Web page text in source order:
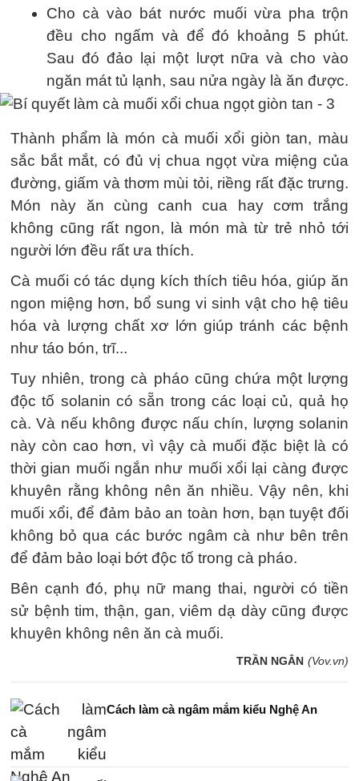
Cho cà vào bát nước muối vừa pha trộn
đều cho ngấm và để đó khoảng 5 phút.
Sau đó đảo lại một lượt nữa và cho vào
ngăn mát tủ lạnh, sau nửa ngày là ăn được.
Thành phẩm là món cà muối xổi giòn tan, màu
sắc bắt mắt, có đủ vị chua ngọt vừa miệng của
đường, giấm và thơm mùi tỏi, riềng rất đặc trưng.
Món này ăn cùng canh cua hay cơm trắng
không cũng rất ngon, là món mà từ trẻ nhỏ tới
người lớn đều rất ưa thích.
Cà muối có tác dụng kích thích tiêu hóa, giúp ăn
ngon miệng hơn, bổ sung vi sinh vật cho hệ tiêu
hóa và lượng chất xơ lớn giúp tránh các bệnh
như táo bón, trĩ...
Tuy nhiên, trong cà pháo cũng chứa một lượng
độc tố solanin có sẵn trong các loại củ, quả họ
cà. Và nếu không được nấu chín, lượng solanin
này còn cao hơn, vì vậy cà muối đặc biệt là có
thời gian muối ngắn như muối xổi lại càng được
khuyên rằng không nên ăn nhiều. Vậy nên, khi
muối xổi, để đảm bảo an toàn hơn, bạn tuyệt đối
không bỏ qua các bước ngâm cà như bên trên
để đảm bảo loại bớt độc tố trong cà pháo.
Bên cạnh đó, phụ nữ mang thai, người có tiền
sử bệnh tim, thận, gan, viêm dạ dày cũng được
khuyên không nên ăn cà muối.
TRẦN NGÂN (Vov.vn)
Cách làm cà ngâm mắm kiểu Nghệ An